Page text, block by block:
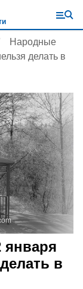
Народные
делать в
в